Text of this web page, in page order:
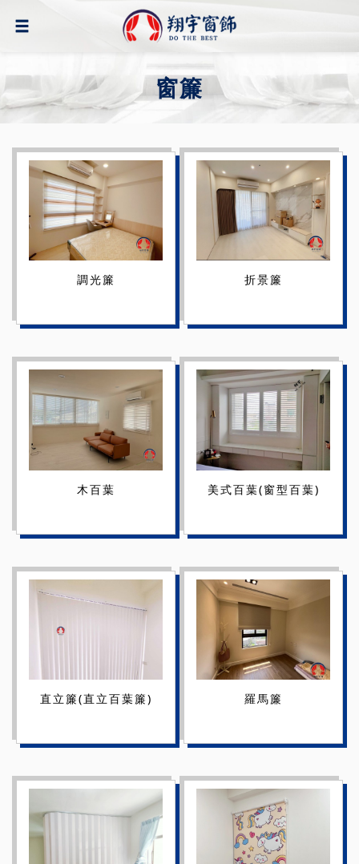
窗簾
調光簾 折景簾
木百葉 美式百葉(窗型百葉)
直立簾(直立百葉簾) 羅馬簾